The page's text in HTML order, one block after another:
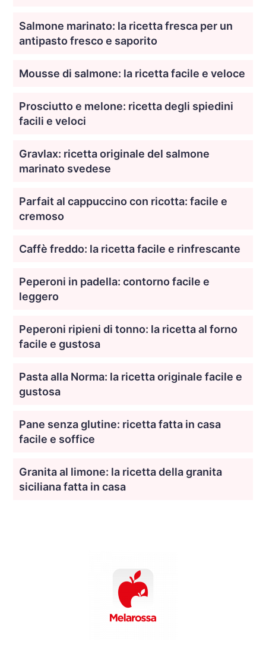
Salmone marinato: la ricetta fresca per un
antipasto fresco e saporito
Mousse di salmone: la ricetta facile e veloce
Prosciutto e melone: ricetta degli spiedini
facili e veloci
Gravlax: ricetta originale del salmone
marinato svedese
Parfait al cappuccino con ricotta: facile e
cremoso
Caffè freddo: la ricetta facile e rinfrescante
Peperoni in padella: contorno facile e
leggero
Peperoni ripieni di tonno: la ricetta al forno
facile e gustosa
Pasta alla Norma: la ricetta originale facile e
gustosa
Pane senza glutine: ricetta fatta in casa
facile e soffice
Granita al limone: la ricetta della granita
siciliana fatta in casa